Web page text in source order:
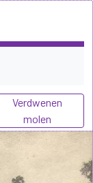
Verdwenen
molen